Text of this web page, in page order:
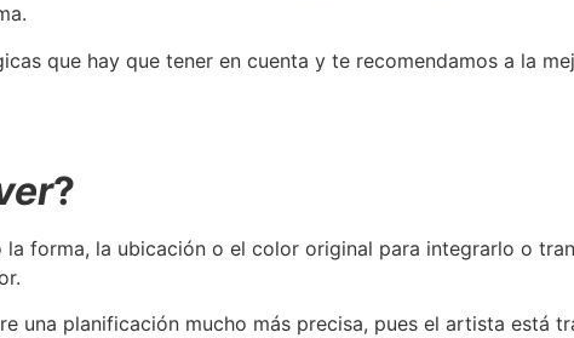
que hay que tener en cuenta y te recomendamos a la
?
forma, la ubicación o el color original para integrarlo o
una planificación mucho más precisa, pues el artista está